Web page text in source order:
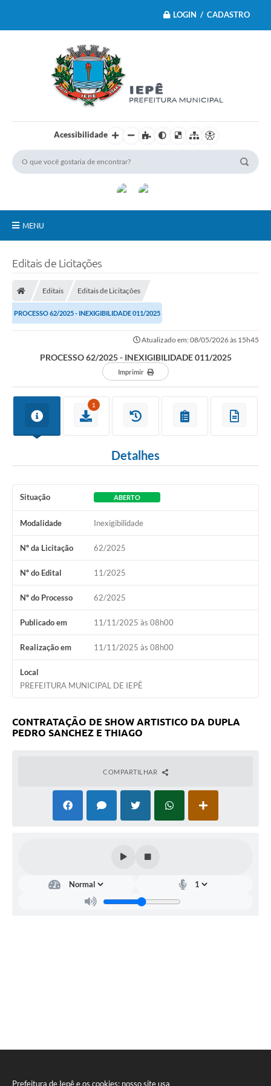
Prefeitura de Iepê e os cookies: nosso site usa
LOGIN / CADASTRO
Acessibilidade
MENU
Serviços Públicos
Questionário de Mapeamento Cultural
Coleta virtual: Planejamento de 2027
Fundo Social de Solidariedade de Iepê
Veículos paralisados
Coleta de Sugestões
Orçamento Participativo
Legislação
Secretarias
A Prefeitura
Editais de Licitações
Editais Editais de Licitações
PROCESSO 62/2025 - INEXIGIBILIDADE 011/2025
Atualizado em: 08/05/2026 às 15h45
PROCESSO 62/2025 - INEXIGIBILIDADE 011/2025
Imprimir
1
Detalhes
Situação ABERTO
Modalidade Inexigibilidade
Nº da Licitação 62/2025
Nº do Edital 11/2025
Nº do Processo 62/2025
Publicado em 11/11/2025 às 08h00
Realização em 11/11/2025 às 08h00
Local
PREFEITURA MUNICIPAL DE IEPÊ
CONTRATAÇÃO DE SHOW ARTISTICO DA DUPLA
PEDRO SANCHEZ E THIAGO
COMPARTILHAR